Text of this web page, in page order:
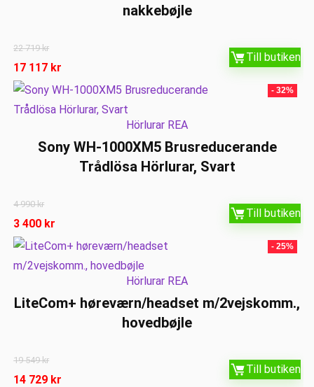
nakkebøjle
22 719kr
17 117 kr
Till butiken
- 32%
Hörlurar REA
Sony WH-1000XM5 Brusreducerande
Trådlösa Hörlurar, Svart
4 990kr
3 400 kr
Till butiken
- 25%
Hörlurar REA
LiteCom+ høreværn/headset m/2vejskomm.,
hovedbøjle
19 549kr
14 729 kr
Till butiken